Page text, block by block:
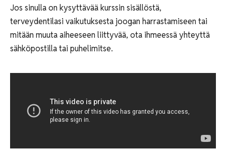
Jos sinulla on kysyttävää kurssin sisällöstä,
terveydentilasi vaikutuksesta joogan harrastamiseen tai
mitään muuta aiheeseen liittyvää, ota ihmeessä yhteyttä
sähköpostilla tai puhelimitse.